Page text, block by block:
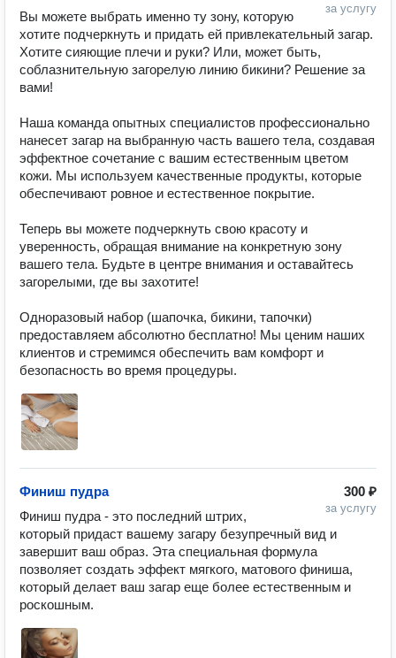
за услугу
Вы можете выбрать именно ту зону, которую
хотите подчеркнуть и придать ей привлекательный загар.
Хотите сияющие плечи и руки? Или, может быть,
соблазнительную загорелую линию бикини? Решение за
вами!
Наша команда опытных специалистов профессионально
нанесет загар на выбранную часть вашего тела, создавая
эффектное сочетание с вашим естественным цветом
кожи. Мы используем качественные продукты, которые
обеспечивают ровное и естественное покрытие.
Теперь вы можете подчеркнуть свою красоту и
уверенность, обращая внимание на конкретную зону
вашего тела. Будьте в центре внимания и оставайтесь
загорелыми, где вы захотите!
️Одноразовый набор (шапочка, бикини, тапочки)
предоставляем абсолютно бесплатно! Мы ценим наших
клиентов и стремимся обеспечить вам комфорт и
безопасность во время процедуры.
300 ₽
за услугу
Финиш пудра
Финиш пудра - это последний штрих,
который придаст вашему загару безупречный вид и
завершит ваш образ. Эта специальная формула
позволяет создать эффект мягкого, матового финиша,
который делает ваш загар еще более естественным и
роскошным.